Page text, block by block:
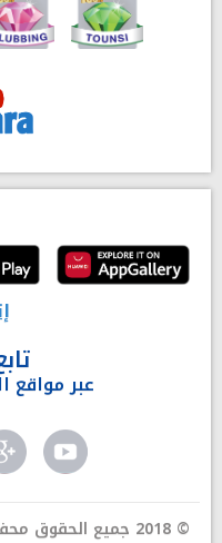
عبر مواقع
© 2018 جميع الحقوق محفوظة. راديو الجوهرة أف آم، تونس